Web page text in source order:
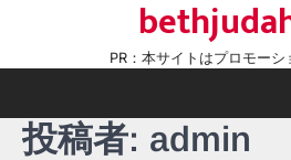
content
PR：本サイトはプロモーシ
投稿者: admin